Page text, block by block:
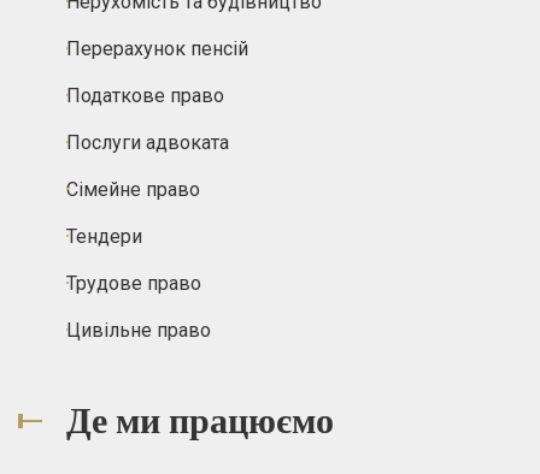
Перерахунок пенсій
Податкове право
Послуги адвоката
Сімейне право
Тендери
Трудове право
Цивільне право
Де ми працюємо